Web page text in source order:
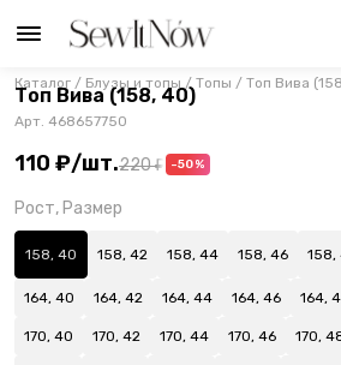
Каталог / Блузы и топы / Топы / Топ Вива
Топ Вива (158, 40)
Арт. 468657750
110 ₽/шт.220 ₽ -50%
Рост, Размер
158, 40 158, 42 158, 44 158, 46 158,
164, 40 164, 42 164, 44 164, 46 164,
170, 40 170, 42 170, 44 170, 46 170,